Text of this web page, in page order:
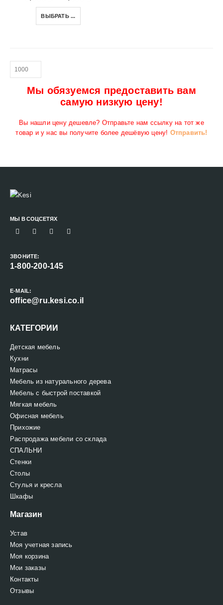
ВЫБРАТЬ ...
Мы обязуемся предоставить вам
самую низкую цену!
Вы нашли цену дешевле? Отправьте нам ссылку на тот же
товар и у нас вы получите более дешёвую цену! Отправить!
МЫ В СОЦСЕТЯХ
ЗВОНИТЕ:
1-800-200-145
E-MAIL:
office@ru.kesi.co.il
КАТЕГОРИИ
Детская мебель
Кухни
Матрасы
Мебель из натурального дерева
Мебель с быстрой поставкой
Мягкая мебель
Офисная мебель
Прихожие
Распродажа мебели со склада
СПАЛЬНИ
Стенки
Столы
Стулья и кресла
Шкафы
Магазин
Устав
Моя учетная запись
Моя корзина
Мои заказы
Контакты
Отзывы